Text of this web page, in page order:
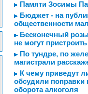
Памяти Зосимы
Бюджет - на
общественности
Бесконечный
не могут
По тундре, по
магистрали
К чему приведут
обсудили поправки
оборота алкоголя